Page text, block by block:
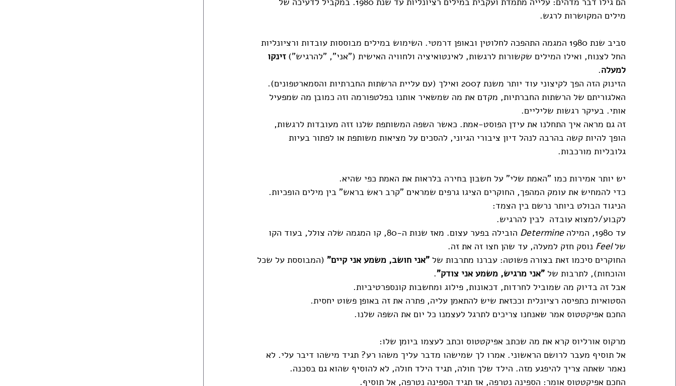
מילים המקושרות לרגש.
סביב שנת 1980 המגמה התהפכה לחלוטין ובאופן דרמטי. השימוש במילים מבוססות עובדות ורציונליות
החל לצנוח, ואילו המילים שקשורות לרגשות, לאינטואיציה ולחוויה האישית ("אני", "להרגיש") זינקו
למעלה.
הזינוק הזה הפך לקיצוני עוד יותר משנת 2007 ואילך (עם עליית הרשתות החברתיות והסמארטפונים).
האלגוריתם של הרשתות החברתיות, מקדם את מה שמשאיר אותנו בפלטפורמה וזה כמובן מה שמפעיל
אותי. בעיקר רגשות שליליים.
זה גם מראה איך התחלנו את עידן הפוסט-אמת. כאשר השפה המשותפת שלנו זזה מעובדות לרגשות,
הופך להיות קשה בהרבה לנהל דיון ציבורי הגיוני, להסכים על מציאות משותפת או לפתור בעיות
גלובליות מורכבות.
יש יותר אמירות כמו "האמת שלי" על חשבון בחירה בלראות את האמת כפי שהיא.
כדי להמחיש את עומק המהפך, החוקרים הציגו גרפים שמראים "קרב ראש בראש" בין מילים הופכיות.
הניגוד הבולט ביותר נרשם בין הצמד:
לקבוע/למצוא עובדה  לבין להרגיש.
עד 1980, המילה
Determine
הובילה בפער עצום. מאז שנות ה-80, קו המגמה שלה צולל, בעוד הקו
של Feel נוסק חזק למעלה, עד שהן חצו זה את זה.
החוקרים סיכמו זאת בצורה פשוטה: עברנו מתרבות של "אני חושב, משמע אני קיים" (המבוססת על שכל
והוכחות), לתרבות של "אני מרגיש, משמע אני צודק".
אבל זה בדיוק מה שמוביל לחרדות, דכאונות, פילוג ומחשבות קונספרטיביות.
הסטואיות כתפיסה רציונלית וככזאת שיש להתאמן עליה, פתרה את זה באופן פשוט יחסית.
החכם אפיקטטוס אמר שאנחנו צריכים לתרגל לעצמנו כל יום את השפה שלנו.
מרקוס אורליוס קרא את מה שכתב אפיקטטוס וכתב לעצמו ביומן שלו:
אל תוסיף מעבר לרושם הראשוני. אמרו לך שמישהו מדבר עליך משהו רע? תגיד מישהו דיבר עלי. לא
נאמר שאתה צריך להיפגע מזה. הילד שלך חולה, תגיד הילד חולה, לא להוסיף שהוא גם בסכנה.
החכם אפיקטטוס אומר: הספינה נטרפה, אז תגיד הספינה נטרפה, אל תוסיף.